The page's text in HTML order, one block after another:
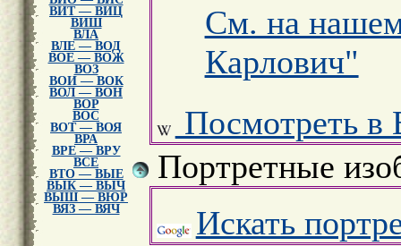
ВИТ — ВИЦ
ВИШ
ВЛА
ВЛЕ — ВОД
ВОЕ — ВОЖ
ВОЗ
ВОИ — ВОК
ВОЛ — ВОН
ВОР
ВОС
ВОТ — ВОЯ
ВРА
ВРЕ — ВРУ
ВСЕ
ВТО — ВЫЕ
ВЫК — ВЫЧ
ВЫШ — ВЮР
ВЯЗ — ВЯЧ
См. на
Карлович"
Посмотреть в
Портретные
Искать